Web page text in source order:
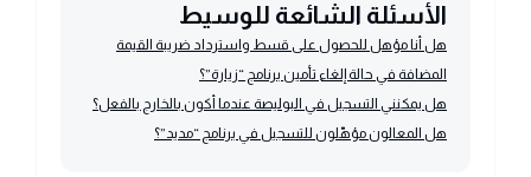
الأسئلة الشائعة للوسيط
هل أنا مؤهل للحصول على قسط واسترداد ضريبة القيمة
المضافة في حالة إلغاء تأمين برنامج “زيارة”؟
هل يمكنني التسجيل في البوليصة عندما أكون بالخارج بالفعل؟
هل المعالون مؤهّلون للتسجيل في برنامج “مديد”؟